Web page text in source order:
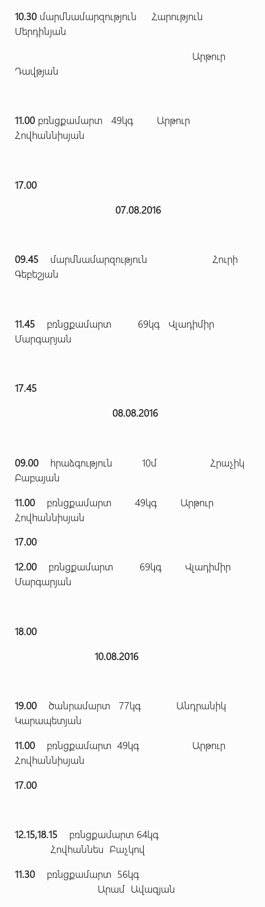
10.30մարմնամարզություն Հարություն
Մերդինյան
Արթուր
Դավթյան
11.00բռնցքամարտ 49կգ Արթուր
Հովհաննիսյան
17.00
07.08.2016
09.45մարմնամարզություն Հուրի
Գեբեշյան
11.45բռնցքամարտ 69կգ Վլադիմիր
Մարգարյան
17.45
08.08.2016
09.00հրաձգություն 10մ Հրաչիկ
Բաբայան
11.00բռնցքամարտ 49կգ Արթուր
Հովհաննիսյան
17.00
12.00բռնցքամարտ 69կգ Վլադիմիր
Մարգարյան
18.00
10.08.2016
19.00ծանրամարտ 77կգ Անդրանիկ
Կարապետյան
11.00բռնցքամարտ 49կգ Արթուր
Հովհաննիսյան
17.00
12.15,18.15բռնցքամարտ 64կգ
Հովհաննես Բաչկով
11.30բռնցքամարտ 56կգ
Արամ Ավագյան